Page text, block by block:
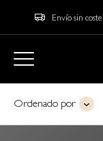
Envío sin
Ordenado por